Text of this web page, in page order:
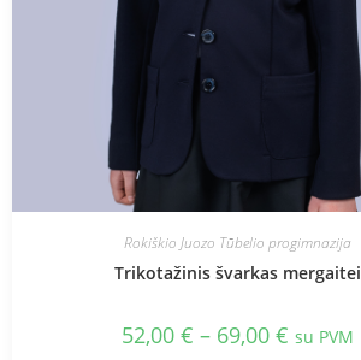
Rokiškio Juozo Tūbelio progimnazija
Trikotažinis švarkas mergaitei
52,00 € – 69,00 € su PVM